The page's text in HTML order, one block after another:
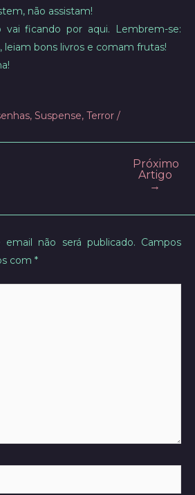
não assistam!
vai ficando por aqui. Lembrem-se:
leiam bons livros e comam frutas!
, Suspense, Terror /
Próximo
Artigo
→
não será publicado. Campos
com *